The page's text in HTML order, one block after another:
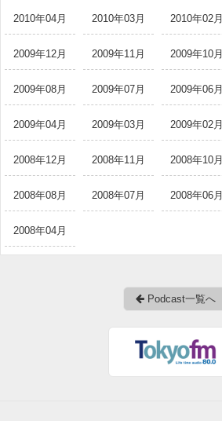
2010年04月 2010年03月 2010年02月
2009年12月 2009年11月 2009年10月
2009年08月 2009年07月 2009年06月
2009年04月 2009年03月 2009年02月
2008年12月 2008年11月 2008年10月
2008年08月 2008年07月 2008年06月
2008年04月
Podcast一覧へ